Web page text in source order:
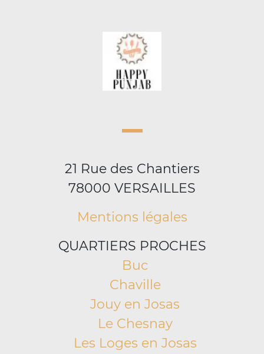
21 Rue des Chantiers
78000 VERSAILLES
Mentions légales
QUARTIERS PROCHES
Buc
Chaville
Jouy en Josas
Le Chesnay
Les Loges en Josas